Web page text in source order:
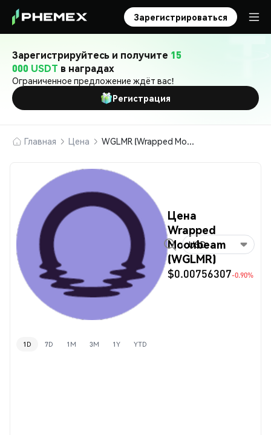
Зарегистрироваться
Зарегистрируйтесь и получите 15
000 USDT в наградах
Ограниченное предложение ждёт вас!
Регистрация
Главная Цена WGLMR (Wrapped Moonbeam)
Цена
Wrapped
Moonbeam
(WGLMR)
$0.00756307-0.90%
USD
1D 7D 1M 3M 1Y YTD